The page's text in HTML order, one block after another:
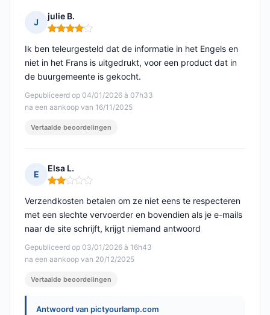
J
julie B.
Opmerking: 4 van 5
Gepubliceerd op 04/01/2026 à 07h33
na een aankoop van 16/11/2025
Ik ben teleurgesteld dat de informatie in het Engels en
niet in het Frans is uitgedrukt, voor een product dat in
de buurgemeente is gekocht.
Vertaalde beoordelingen
E
Elsa L.
Opmerking: 2 van 5
Gepubliceerd op 03/01/2026 à 16h43
na een aankoop van 20/12/2025
Verzendkosten betalen om ze niet eens te respecteren
met een slechte vervoerder en bovendien als je e-mails
naar de site schrijft, krijgt niemand antwoord
Vertaalde beoordelingen
Antwoord van pictyourlamp.com